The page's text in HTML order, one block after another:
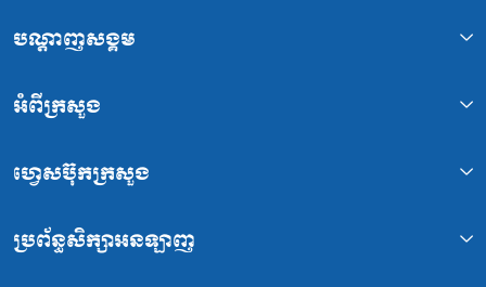
បណ្ដាញសង្គម
អំពីក្រសួង
ហ្វេសប៊ុកក្រសួង
ប្រព័ន្ធសិក្សាអនឡាញ